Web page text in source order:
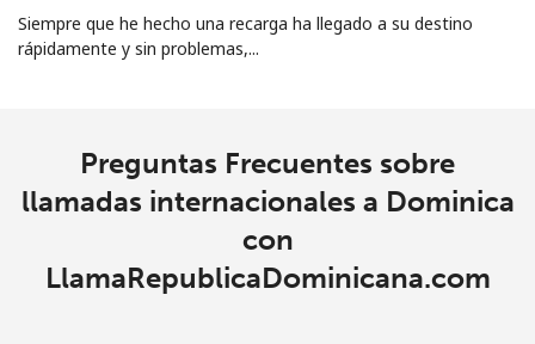
Siempre que he hecho una recarga ha llegado a su destino
rápidamente y sin problemas,...
Preguntas Frecuentes sobre
llamadas internacionales a Dominica
con
LlamaRepublicaDominicana.com